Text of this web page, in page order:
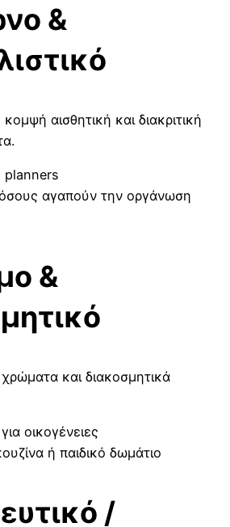
&
αισθητική και διακριτική
planners
όσους αγαπούν την οργάνωση
&
και διακοσμητικά
οικογένειες
ή παιδικό δωμάτιο
/